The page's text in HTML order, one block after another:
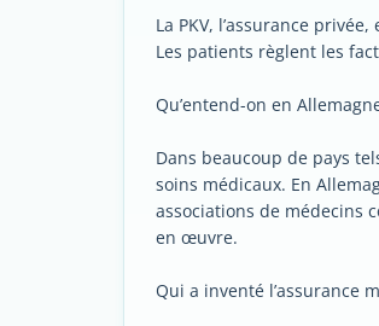
La PKV, l’assurance
Les patients règlent les
Qu’entend-on en
Dans beaucoup de pays
soins médicaux. En
associations de médecins
en œuvre.
Qui a inventé l’assurance